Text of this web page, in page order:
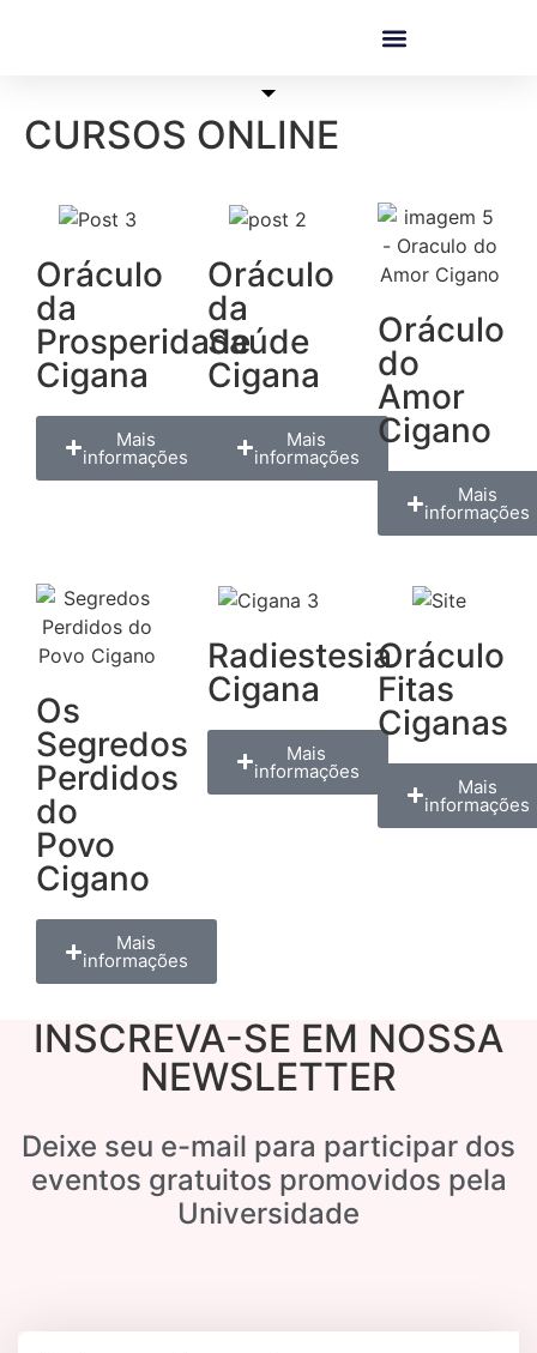
CURSOS ONLINE
Oráculo
da
Prosperidade
Cigana
Mais
informações
Oráculo
da
Saúde
Cigana
Mais
informações
Oráculo
do
Amor
Cigano
Mais
informações
Os
Segredos
Perdidos
do
Povo
Cigano
Mais
informações
Radiestesia
Cigana
Mais
informações
Oráculo
Fitas
Ciganas
Mais
informações
INSCREVA-SE EM NOSSA
NEWSLETTER
Deixe seu e-mail para participar dos
eventos gratuitos promovidos pela
Universidade